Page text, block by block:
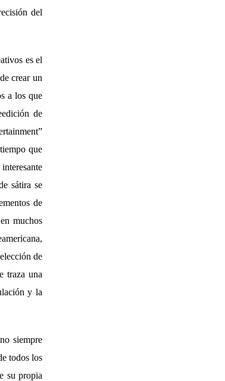
del
es el
crear un
a los que
de
que
sátira se
de
muchos
de
traza una
y la
siempre
todos los
su propia